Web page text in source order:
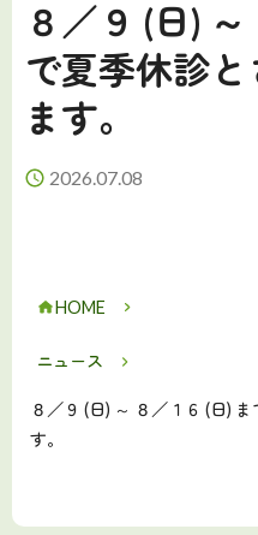
８／９ (日)
で夏季休診
ます。
2026.07.08
HOME
ニュース
８／９ (日) ～ ８／１６ (日)
す。